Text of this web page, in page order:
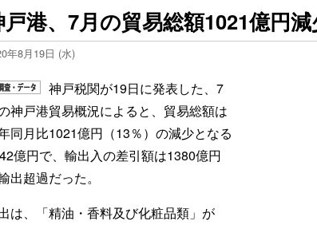
港、7月の貿易総額1021億円
年8月19日 (水)
神戸税関が19日に発表した、7
神戸港貿易概況によると、貿易総額は
同月比1021億円（13％）の減少となる
億円で、輸出入の差引額は1380億円
出超過だった。
は、「精油・香料及び化粧品類」が